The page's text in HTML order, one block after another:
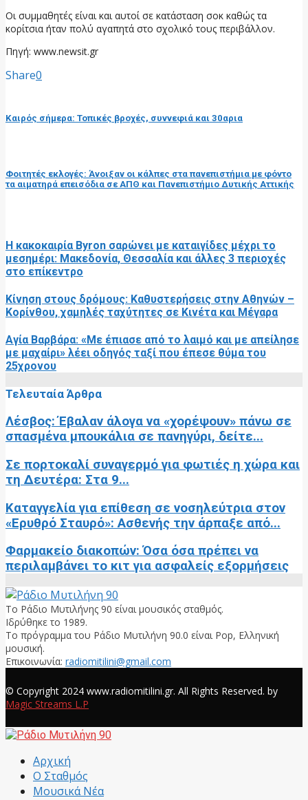
Οι συμμαθητές είναι και αυτοί σε κατάσταση σοκ καθώς τα
κορίτσια ήταν πολύ αγαπητά στο σχολικό τους περιβάλλον.
Πηγή: www.newsit.gr
Share0
Καιρός σήμερα: Τοπικές βροχές, συννεφιά και 30αρια
Φοιτητές εκλογές: Άνοιξαν οι κάλπες στα πανεπιστήμια με φόντο
τα αιματηρά επεισόδια σε ΑΠΘ και Πανεπιστήμιο Δυτικής Αττικής
Η κακοκαιρία Byron σαρώνει με καταιγίδες μέχρι το
μεσημέρι: Μακεδονία, Θεσσαλία και άλλες 3 περιοχές
στο επίκεντρο
Κίνηση στους δρόμους: Καθυστερήσεις στην Αθηνών –
Κορίνθου, χαμηλές ταχύτητες σε Κινέτα και Μέγαρα
Αγία Βαρβάρα: «Με έπιασε από το λαιμό και με απείλησε
με μαχαίρι» λέει οδηγός ταξί που έπεσε θύμα του
25χρονου
Τελευταία Άρθρα
Λέσβος: Έβαλαν άλογα να «χορέψουν» πάνω σε
σπασμένα μπουκάλια σε πανηγύρι, δείτε...
Σε πορτοκαλί συναγερμό για φωτιές η χώρα και
τη Δευτέρα: Στα 9...
Καταγγελία για επίθεση σε νοσηλεύτρια στον
«Ερυθρό Σταυρό»: Ασθενής την άρπαξε από...
Φαρμακείο διακοπών: Όσα όσα πρέπει να
περιλαμβάνει το κιτ για ασφαλείς εξορμήσεις
Το Ράδιο Μυτιλήνης 90 είναι μουσικός σταθμός.
Ιδρύθηκε το 1989.
Το πρόγραμμα του Ράδιο Μυτιλήνη 90.0 είναι Pop, Ελληνική
μουσική.
Επικοινωνία: radiomitilini@gmail.com
© Copyright 2024 www.radiomitilini.gr. All Rights Reserved. by
Magic Streams L.P
Αρχική
Ο Σταθμός
Μουσικά Νέα